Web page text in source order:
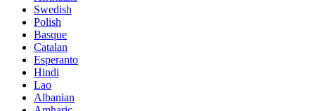
Swedish
Polish
Basque
Catalan
Esperanto
Hindi
Lao
Albanian